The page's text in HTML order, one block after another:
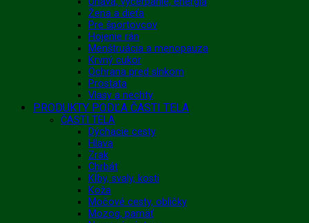
Žena a dieťa
Pre športovcov
Hojenie rán
Menštruácia a menopauza
Krvný cukor
Ochrana pred slnkom
Prostata
Vlasy a nechty
PRODUKTY PODĽA ČASTI TELA
ČASTI TELA
Dýchacie cesty
Hlava
Zrak
Chrbát
Kĺby, svaly, kosti
Koža
Močové cesty, obličky
Mozog, pamäť